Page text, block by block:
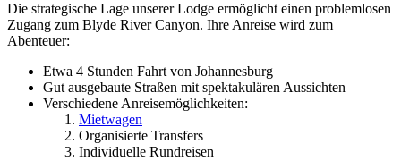
Die strategische Lage unserer Lodge ermöglicht einen problemlosen
Zugang zum Blyde River Canyon. Ihre Anreise wird zum
Abenteuer:
Etwa 4 Stunden Fahrt von Johannesburg
Gut ausgebaute Straßen mit spektakulären Aussichten
Verschiedene Anreisemöglichkeiten:
Mietwagen
Organisierte Transfers
Individuelle Rundreisen